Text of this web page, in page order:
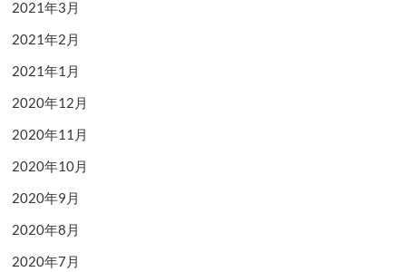
2021年3月
2021年2月
2021年1月
2020年12月
2020年11月
2020年10月
2020年9月
2020年8月
2020年7月